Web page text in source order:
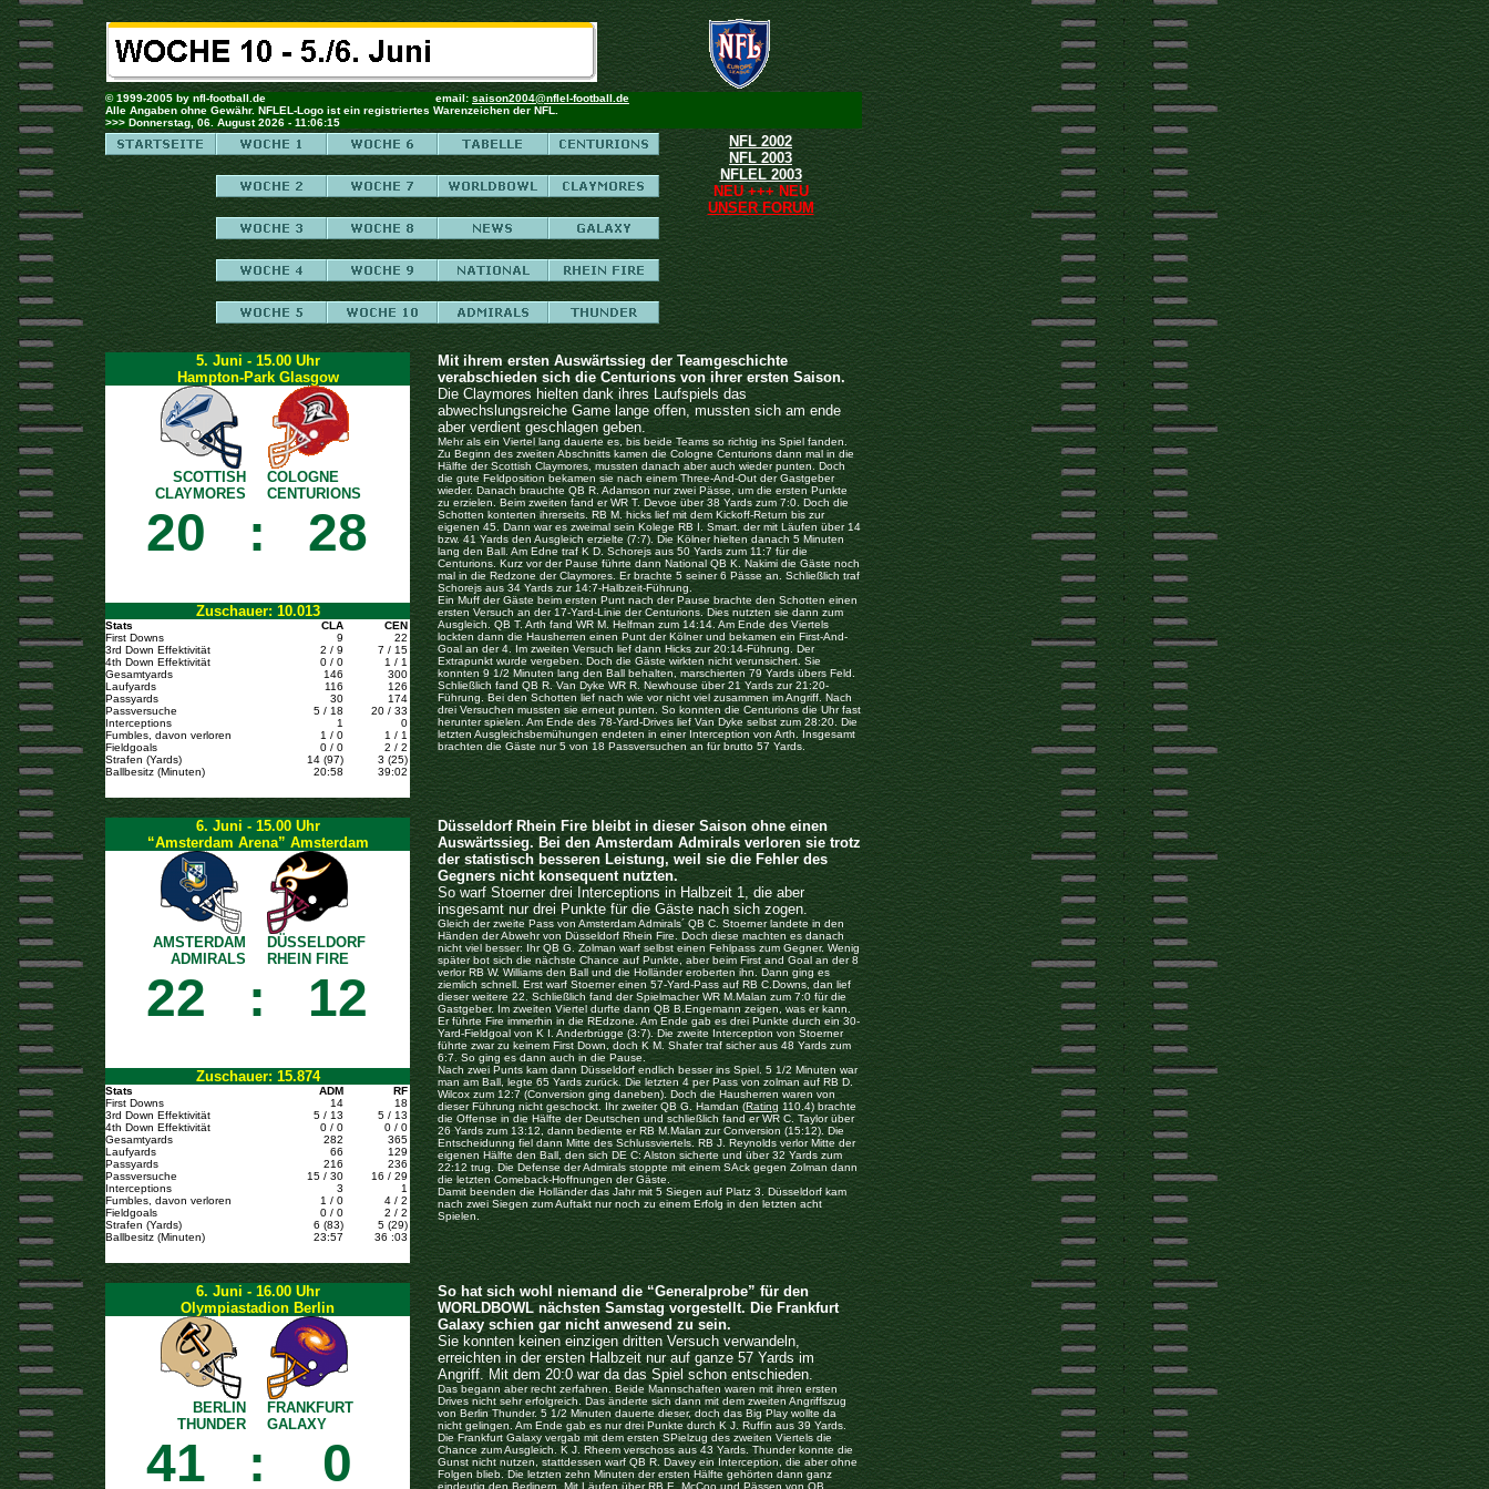
© 1999-2005 by nfl-football.de email: saison2004@nflel-football.de
Alle Angaben ohne Gewähr. NFLEL-Logo ist ein registriertes Warenzeichen der NFL.
>>> Donnerstag, 06. August 2026 - 11:06:15
NFL 2002
NFL 2003
NFLEL 2003
NEU +++ NEU
UNSER FORUM
5. Juni - 15.00 Uhr
Hampton-Park Glasgow
SCOTTISH
CLAYMORES
COLOGNE
CENTURIONS
20 : 28
Zuschauer: 10.013
Stats CLA
CEN
First Downs
9
22
3rd Down Effektivität
2 / 9
7 / 15
4th Down Effektivität
0 / 0
1 / 1
Gesamtyards
146
300
Laufyards
116
126
Passyards
30
174
Passversuche
5 / 18
20 / 33
Interceptions
1
0
Fumbles, davon verloren
1 / 0
1 / 1
Fieldgoals
0 / 0
2 / 2
Strafen (Yards)
14 (97)
3 (25)
Ballbesitz (Minuten)
20:58 39:02
Mit ihrem ersten Auswärtssieg der Teamgeschichte
verabschieden sich die Centurions von ihrer ersten Saison.
Die Claymores hielten dank ihres Laufspiels das
abwechslungsreiche Game lange offen, mussten sich am ende
aber verdient geschlagen geben.
Mehr als ein Viertel lang dauerte es, bis beide Teams so richtig ins Spiel fanden.
Zu Beginn des zweiten Abschnitts kamen die Cologne Centurions dann mal in die
Hälfte der Scottish Claymores, mussten danach aber auch wieder punten. Doch
die gute Feldposition bekamen sie nach einem Three-And-Out der Gastgeber
wieder. Danach brauchte QB R. Adamson nur zwei Pässe, um die ersten Punkte
zu erzielen. Beim zweiten fand er WR T. Devoe über 38 Yards zum 7:0. Doch die
Schotten konterten ihrerseits. RB M. hicks lief mit dem Kickoff-Return bis zur
eigenen 45. Dann war es zweimal sein Kolege RB I. Smart. der mit Läufen über 14
bzw. 41 Yards den Ausgleich erzielte (7:7). Die Kölner hielten danach 5 Minuten
lang den Ball. Am Edne traf K D. Schorejs aus 50 Yards zum 11:7 für die
Centurions. Kurz vor der Pause führte dann National QB K. Nakimi die Gäste noch
mal in die Redzone der Claymores. Er brachte 5 seiner 6 Pässe an. Schließlich traf
Schorejs aus 34 Yards zur 14:7-Halbzeit-Führung.
Ein Muff der Gäste beim ersten Punt nach der Pause brachte den Schotten einen
ersten Versuch an der 17-Yard-Linie der Centurions. Dies nutzten sie dann zum
Ausgleich. QB T. Arth fand WR M. Helfman zum 14:14. Am Ende des Viertels
lockten dann die Hausherren einen Punt der Kölner und bekamen ein First-And-
Goal an der 4. Im zweiten Versuch lief dann Hicks zur 20:14-Führung. Der
Extrapunkt wurde vergeben. Doch die Gäste wirkten nicht verunsichert. Sie
konnten 9 1/2 Minuten lang den Ball behalten, marschierten 79 Yards übers Feld.
Schließlich fand QB R. Van Dyke WR R. Newhouse über 21 Yards zur 21:20-
Führung. Bei den Schotten lief nach wie vor nicht viel zusammen im Angriff. Nach
drei Versuchen mussten sie erneut punten. So konnten die Centurions die Uhr fast
herunter spielen. Am Ende des 78-Yard-Drives lief Van Dyke selbst zum 28:20. Die
letzten Ausgleichsbemühungen endeten in einer Interception von Arth. Insgesamt
brachten die Gäste nur 5 von 18 Passversuchen an für brutto 57 Yards.
6. Juni - 15.00 Uhr
“Amsterdam Arena” Amsterdam
AMSTERDAM
ADMIRALS
DÜSSELDORF
RHEIN FIRE
22 : 12
Zuschauer: 15.874
Stats ADM
RF
First Downs
14
18
3rd Down Effektivität
5 / 13
5 / 13
4th Down Effektivität
0 / 0
0 / 0
Gesamtyards
282
365
Laufyards
66
129
Passyards
216
236
Passversuche
15 / 30
16 / 29
Interceptions
3
1
Fumbles, davon verloren
1 / 0
4 / 2
Fieldgoals
0 / 0
2 / 2
Strafen (Yards)
6 (83)
5 (29)
Ballbesitz (Minuten)
23:57 36 :03
Düsseldorf Rhein Fire bleibt in dieser Saison ohne einen
Auswärtssieg. Bei den Amsterdam Admirals verloren sie trotz
der statistisch besseren Leistung, weil sie die Fehler des
Gegners nicht konsequent nutzten.
So warf Stoerner drei Interceptions in Halbzeit 1, die aber
insgesamt nur drei Punkte für die Gäste nach sich zogen.
Gleich der zweite Pass von Amsterdam Admirals´ QB C. Stoerner landete in den
Händen der Abwehr von Düsseldorf Rhein Fire. Doch diese machten es danach
nicht viel besser: Ihr QB G. Zolman warf selbst einen Fehlpass zum Gegner. Wenig
später bot sich die nächste Chance auf Punkte, aber beim First and Goal an der 8
verlor RB W. Williams den Ball und die Holländer eroberten ihn. Dann ging es
ziemlich schnell. Erst warf Stoerner einen 57-Yard-Pass auf RB C.Downs, dan lief
dieser weitere 22. Schließlich fand der Spielmacher WR M.Malan zum 7:0 für die
Gastgeber. Im zweiten Viertel durfte dann QB B.Engemann zeigen, was er kann.
Er führte Fire immerhin in die REdzone. Am Ende gab es drei Punkte durch ein 30-
Yard-Fieldgoal von K I. Anderbrügge (3:7). Die zweite Interception von Stoerner
führte zwar zu keinem First Down, doch K M. Shafer traf sicher aus 48 Yards zum
6:7. So ging es dann auch in die Pause.
Nach zwei Punts kam dann Düsseldorf endlich besser ins Spiel. 5 1/2 Minuten war
man am Ball, legte 65 Yards zurück. Die letzten 4 per Pass von zolman auf RB D.
Wilcox zum 12:7 (Conversion ging daneben). Doch die Hausherren waren von
dieser Führung nicht geschockt. Ihr zweiter QB G. Hamdan (Rating 110.4) brachte
die Offense in die Hälfte der Deutschen und schließlich fand er WR C. Taylor über
26 Yards zum 13:12, dann bediente er RB M.Malan zur Conversion (15:12). Die
Entscheidunng fiel dann Mitte des Schlussviertels. RB J. Reynolds verlor Mitte der
eigenen Hälfte den Ball, den sich DE C: Alston sicherte und über 32 Yards zum
22:12 trug. Die Defense der Admirals stoppte mit einem SAck gegen Zolman dann
die letzten Comeback-Hoffnungen der Gäste.
Damit beenden die Holländer das Jahr mit 5 Siegen auf Platz 3. Düsseldorf kam
nach zwei Siegen zum Auftakt nur noch zu einem Erfolg in den letzten acht
Spielen.
6. Juni - 16.00 Uhr
Olympiastadion Berlin
BERLIN
THUNDER
FRANKFURT
GALAXY
41 : 0
So hat sich wohl niemand die “Generalprobe” für den
WORLDBOWL nächsten Samstag vorgestellt. Die Frankfurt
Galaxy schien gar nicht anwesend zu sein.
Sie konnten keinen einzigen dritten Versuch verwandeln,
erreichten in der ersten Halbzeit nur auf ganze 57 Yards im
Angriff. Mit dem 20:0 war da das Spiel schon entschieden.
Das begann aber recht zerfahren. Beide Mannschaften waren mit ihren ersten
Drives nicht sehr erfolgreich. Das änderte sich dann mit dem zweiten Angriffszug
von Berlin Thunder. 5 1/2 Minuten dauerte dieser, doch das Big Play wollte da
nicht gelingen. Am Ende gab es nur drei Punkte durch K J. Ruffin aus 39 Yards.
Die Frankfurt Galaxy vergab mit dem ersten SPielzug des zweiten Viertels die
Chance zum Ausgleich. K J. Rheem verschoss aus 43 Yards. Thunder konnte die
Gunst nicht nutzen, stattdessen warf QB R. Davey ein Interception, die aber ohne
Folgen blieb. Die letzten zehn Minuten der ersten Hälfte gehörten dann ganz
eindeutig den Berlinern. Mit Läufen über RB E. McCoo und Pässen von QB